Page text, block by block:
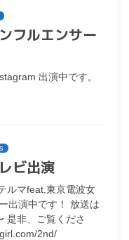
フルエンサー
出演中です。
ビ出演
ルマfeat.東京電波女
出演中です！ 放送は
是非、ご覧くださ
2nd/